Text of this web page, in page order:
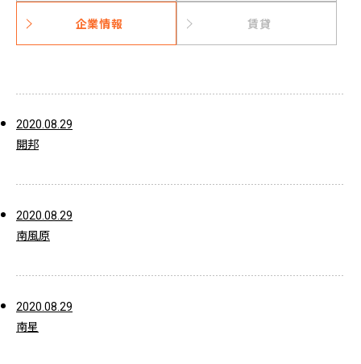
企業情報 賃貸
2020.08.29
開邦
2020.08.29
南風原
2020.08.29
南星